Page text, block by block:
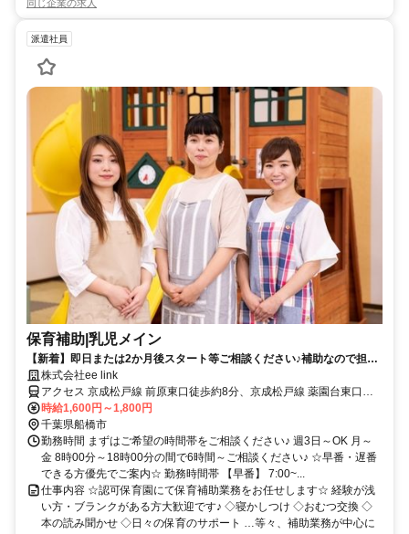
同じ企業の求人
派遣社員
保育補助|乳児メイン
【新着】即日または2か月後スタート等ご相談ください♪補助なので担
任・計画書類・残業は一切なし☆
株式会社ee link
アクセス 京成松戸線 前原東口徒歩約8分、京成松戸線 薬園台東口徒
歩約11分
時給1,600円～1,800円
千葉県船橋市
勤務時間 まずはご希望の時間帯をご相談ください♪ 週3日～OK 月～
金 8時00分～18時00分の間で6時間～ご相談ください♪ ☆早番・遅番
できる方優先でご案内☆ 勤務時間帯 【早番】 7:00~...
仕事内容 ☆認可保育園にて保育補助業務をお任せします☆ 経験が浅
い方・ブランクがある方大歓迎です♪ ◇寝かしつけ ◇おむつ交換 ◇
本の読み聞かせ ◇日々の保育のサポート …等々、補助業務が中心に